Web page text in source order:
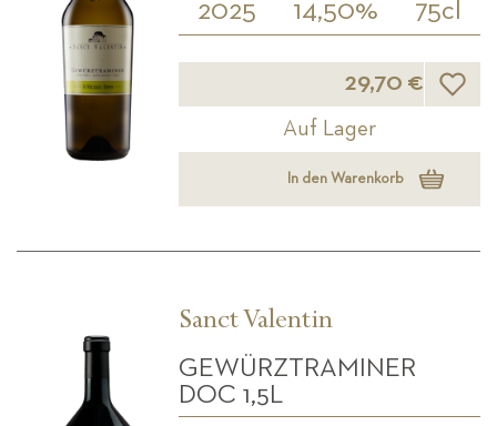
2025 14,50% 75cl
29,70 €
Auf Lager
In den Warenkorb
Sanct Valentin
GEWÜRZTRAMINER
DOC 1,5L